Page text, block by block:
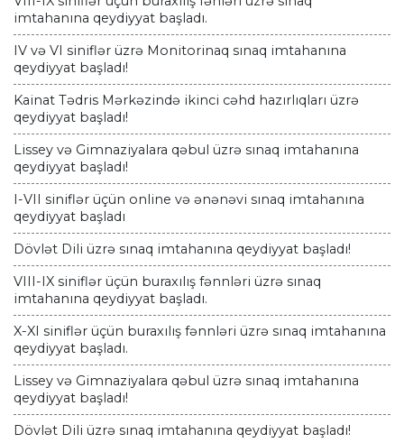
imtahanına qeydiyyat başladı.
IV və VI siniflər üzrə Monitorinaq sınaq imtahanına
qeydiyyat başladı!
Kainat Tədris Mərkəzində ikinci cəhd hazırlıqları üzrə
qeydiyyat başladı!
Lissey və Gimnaziyalara qəbul üzrə sınaq imtahanına
qeydiyyat başladı!
I-VII siniflər üçün online və ənənəvi sınaq imtahanına
qeydiyyat başladı
Dövlət Dili üzrə sınaq imtahanına qeydiyyat başladı!
VIII-IX siniflər üçün buraxılış fənnləri üzrə sınaq
imtahanına qeydiyyat başladı.
X-XI siniflər üçün buraxılış fənnləri üzrə sınaq imtahanına
qeydiyyat başladı.
Lissey və Gimnaziyalara qəbul üzrə sınaq imtahanına
qeydiyyat başladı!
Dövlət Dili üzrə sınaq imtahanına qeydiyyat başladı!